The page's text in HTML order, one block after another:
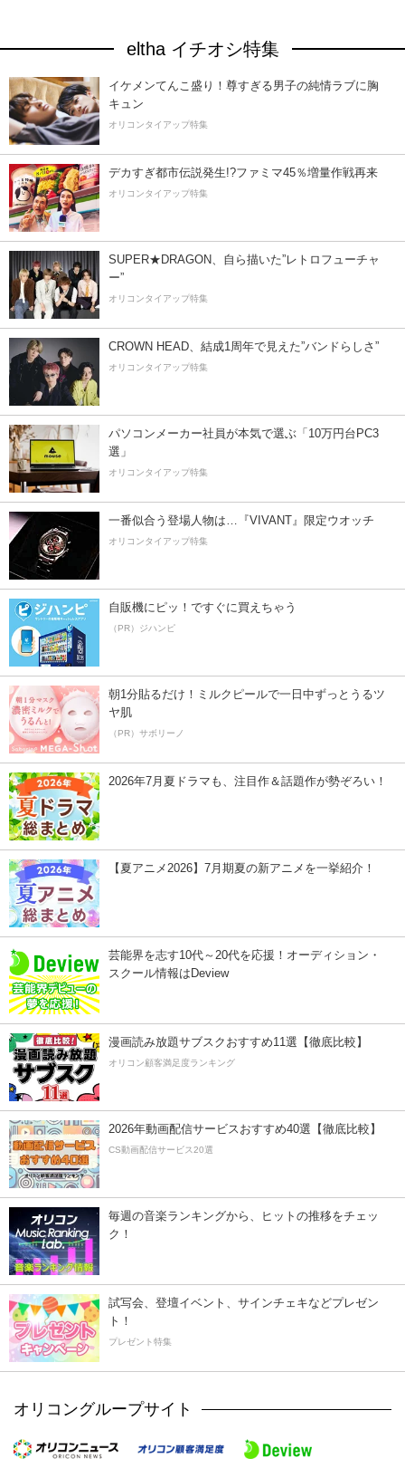
eltha イチオシ特集
イケメンてんこ盛り！尊すぎる男子の純情ラブに胸
キュン
オリコンタイアップ特集
デカすぎ都市伝説発生!?ファミマ45％増量作戦再来
オリコンタイアップ特集
SUPER★DRAGON、自ら描いた”レトロフューチャ
ー”
オリコンタイアップ特集
CROWN HEAD、結成1周年で見えた”バンドらしさ”
オリコンタイアップ特集
パソコンメーカー社員が本気で選ぶ「10万円台PC3
選」
オリコンタイアップ特集
一番似合う登場人物は…『VIVANT』限定ウオッチ
オリコンタイアップ特集
自販機にピッ！ですぐに買えちゃう
（PR）ジハンピ
朝1分貼るだけ！ミルクピールで一日中ずっとうるツ
ヤ肌
（PR）サボリーノ
2026年7月夏ドラマも、注目作＆話題作が勢ぞろい！
【夏アニメ2026】7月期夏の新アニメを一挙紹介！
芸能界を志す10代～20代を応援！オーディション・
スクール情報はDeview
漫画読み放題サブスクおすすめ11選【徹底比較】
オリコン顧客満足度ランキング
2026年動画配信サービスおすすめ40選【徹底比較】
CS動画配信サービス20選
毎週の音楽ランキングから、ヒットの推移をチェッ
ク！
試写会、登壇イベント、サインチェキなどプレゼン
ト！
プレゼント特集
オリコングループサイト